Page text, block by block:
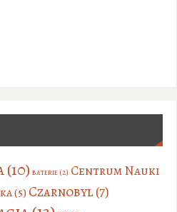
(10) baterie(2) Centrum Nauki
(5)Czarnobyl(7)